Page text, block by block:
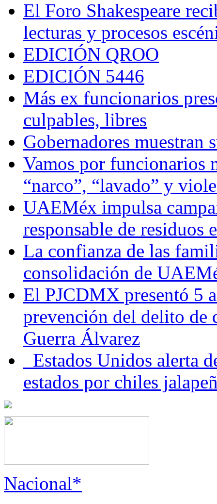
El Foro Shakespeare
lecturas y procesos
EDICIÓN QROO
EDICIÓN 5446
Más ex funcionarios
culpables, libres
Gobernadores muestran
Vamos por funcionarios
“narco”, “lavado” y
UAEMéx impulsa
responsable de residuos
La confianza de las
consolidación de
El PJCDMX presentó 5
prevención del delito de
Guerra Álvarez
Estados Unidos alerta
estados por chiles
Nacional*